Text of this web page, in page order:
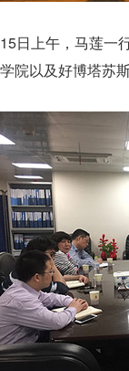
15日上午，马莲一
学院以及好博塔苏